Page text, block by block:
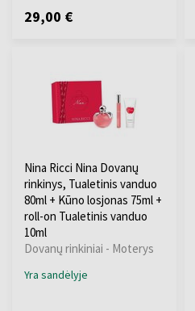
29,00 €
Nina Ricci Nina Dovanų
rinkinys, Tualetinis vanduo
80ml + Kūno losjonas 75ml +
roll-on Tualetinis vanduo
10ml
Dovanų rinkiniai - Moterys
Yra sandėlyje